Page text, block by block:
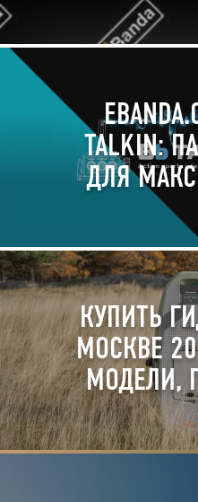
TALKIN:
ДЛЯ
КУПИТЬ
МОСКВЕ
МОДЕЛИ,